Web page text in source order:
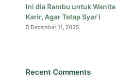
Ini dia Rambu untuk Wanita
Karir, Agar Tetap Syar’i
December 11, 2025
Recent Comments